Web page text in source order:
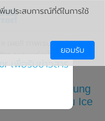
» เผย!! ภาพเรนเดอร์ของสมา
จากแหล่งข่าวจอมแม่น
าร์ทโฟน Samsung
ล่งข่าวจอมแม่น Ice
มประสบการณ์ที่ดีในการใช้
ยอมรับ
เพื่อรับข่าวสาร